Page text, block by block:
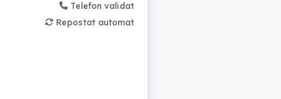
Telefon validat
Repostat automat